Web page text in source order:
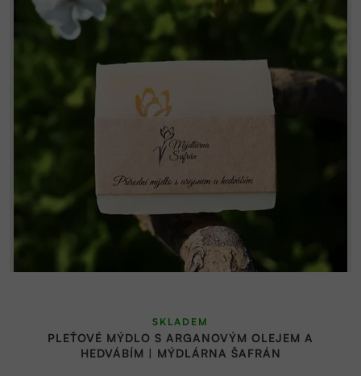
PLEŤOVÉ MÝDLO S ARGANOVÝM OLEJEM A
HEDVÁBÍM | MÝDLÁRNA ŠAFRÁN
SKLADEM